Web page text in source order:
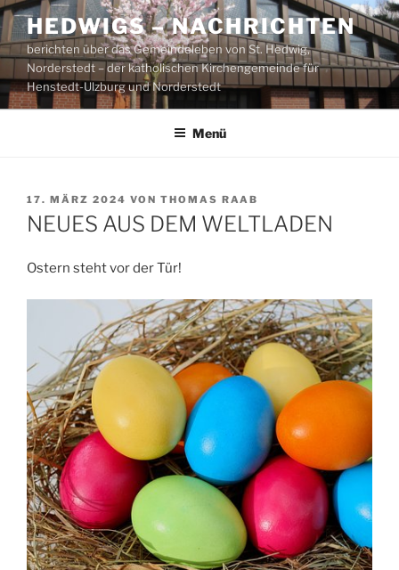
Zum
Inhalt
springen
HEDWIGS – NACHRICHTEN
berichten über das Gemeindeleben von St. Hedwig,
Norderstedt – der katholischen Kirchengemeinde für
Henstedt-Ulzburg und Norderstedt
Menü
VERÖFFENTLICHT
AM
17. MÄRZ 2024 VON THOMAS RAAB
NEUES AUS DEM WELTLADEN
Ostern steht vor der Tür!